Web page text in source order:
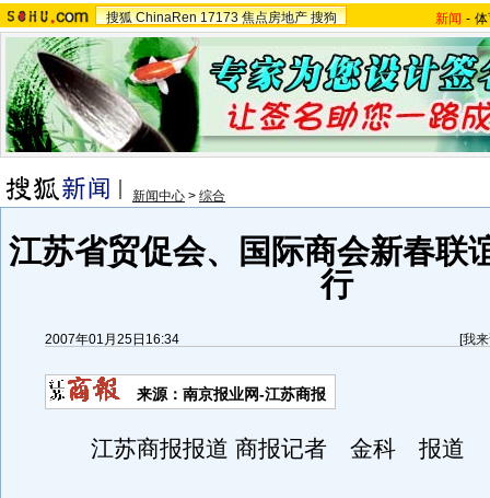
搜狐 ChinaRen 17173 焦点房地产 搜狗 新闻 -
新闻中心 > 综合
江苏省贸促会、国际商会新春联
行
2007年01月25日16:34 [我
来源：南京报业网-江苏商报
江苏商报报道 商报记者 金科 报道